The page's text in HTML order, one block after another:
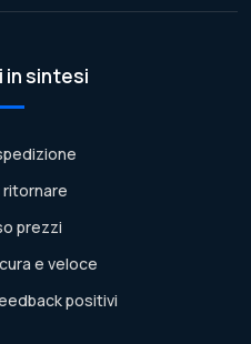
in sintesi
ritornare
prezzi
e veloce
positivi